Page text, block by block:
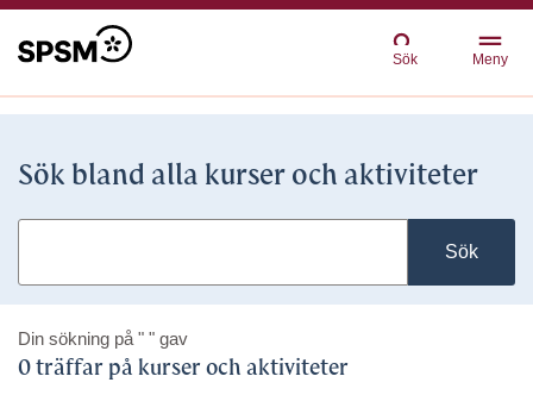
Sök Meny
Sök bland alla kurser och aktiviteter
Sök
Din sökning på " " gav
0 träffar på kurser och aktiviteter